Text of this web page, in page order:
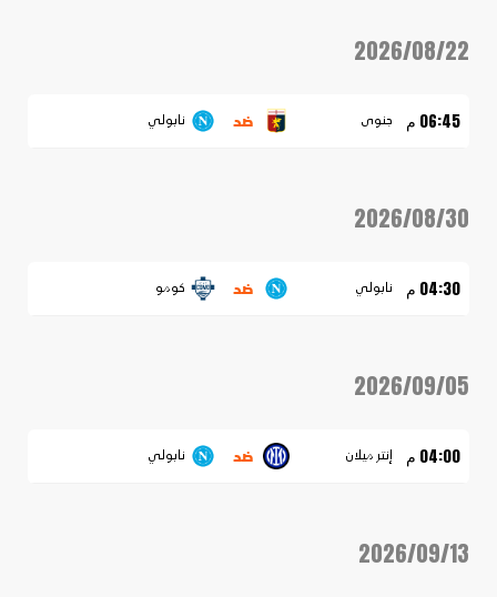
2026/08/22
06:45 م جنوى ضد نابولي
2026/08/30
04:30 م نابولي ضد كومو
2026/09/05
04:00 م إنتر ميلان ضد نابولي
2026/09/13